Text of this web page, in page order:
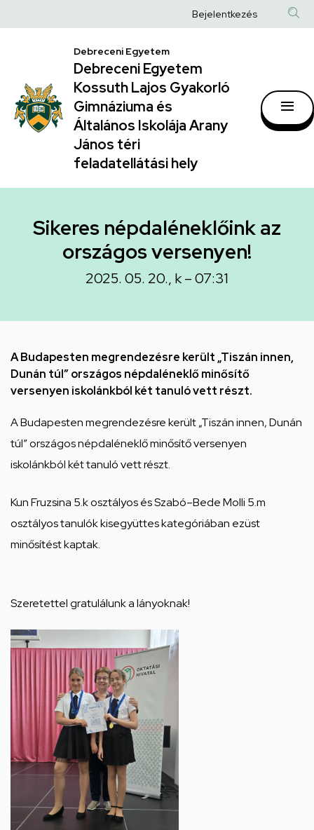
népdaléneklőink
országos
versenyen!
Debreceni
Lajos
Gyakorló
Gimnáziuma
Általános
Iskolája
Arany
János
téri
feladatellátási
hely
a
Anonim
fiók
menüje
Bejelentkezés
Debreceni Egyetem
Debreceni Egyetem
Kossuth Lajos Gyakorló
Gimnáziuma és
Általános Iskolája Arany
János téri
feladatellátási hely
Sikeres népdaléneklőink az
országos versenyen!
2025. 05. 20., k – 07:31
A Budapesten megrendezésre került „Tiszán innen,
Dunán túl” országos népdaléneklő minősítő
versenyen iskolánkból két tanuló vett részt.
A Budapesten megrendezésre került „Tiszán innen, Dunán
túl” országos népdaléneklő minősítő versenyen
iskolánkból két tanuló vett részt.
Kun Fruzsina 5.k osztályos és Szabó–Bede Molli 5.m
osztályos tanulók kisegyüttes kategóriában ezüst
minősítést kaptak.
Szeretettel gratulálunk a lányoknak!